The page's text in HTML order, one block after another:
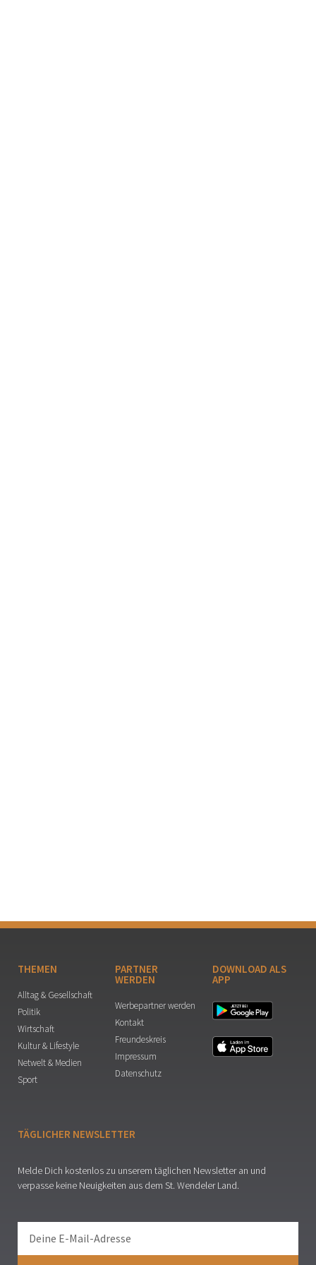
THEMEN
Alltag & Gesellschaft
Politik
Wirtschaft
Kultur & Lifestyle
Netwelt & Medien
Sport
PARTNER
WERDEN
Werbepartner werden
Kontakt
Freundeskreis
Impressum
Datenschutz
DOWNLOAD ALS
APP
TÄGLICHER NEWSLETTER
Melde Dich kostenlos zu unserem täglichen Newsletter an und
verpasse keine Neuigkeiten aus dem St. Wendeler Land.